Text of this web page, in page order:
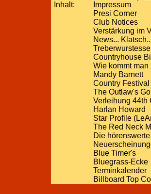
Inhalt:
Impressum
Presi Corner
Club Notices
Verstärkung im
News...
Countryhouse
Wie kommt
Mandy Barnett
Country
The Outlaw's
Verleihung 44th
Harlan Howard
Star Profile
The Red Neck
Die
Blue Timer's
Bluegrass-Ecke
Terminkalender
Billboard Top